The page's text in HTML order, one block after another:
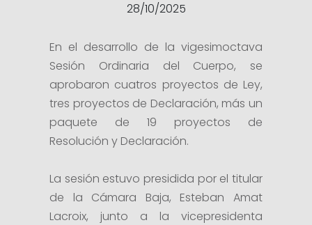
28/10/2025
En el desarrollo de la vigesimoctava
Sesión Ordinaria del Cuerpo, se
aprobaron cuatros proyectos de Ley,
tres proyectos de Declaración, más un
paquete de 19 proyectos de
Resolución y Declaración.
La sesión estuvo presidida por el titular
de la Cámara Baja, Esteban Amat
Lacroix, junto a la vicepresidenta